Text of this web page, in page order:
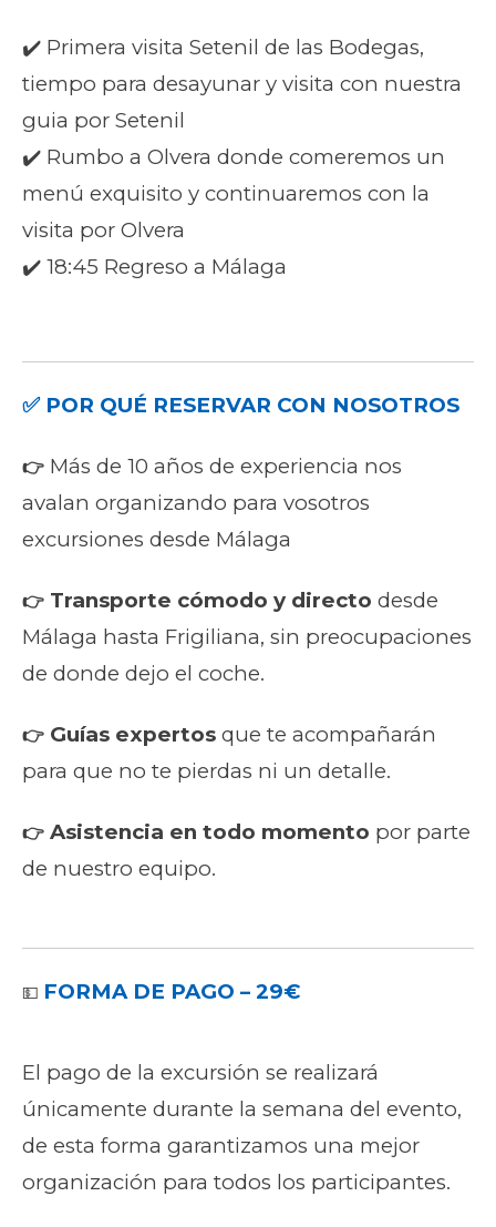
✔️ Primera visita Setenil de las Bodegas,
tiempo para desayunar y visita con nuestra
guia por Setenil
✔️ Rumbo a Olvera donde comeremos un
menú exquisito y continuaremos con la
visita por Olvera
✔️ 18:45 Regreso a Málaga
✅ POR QUÉ RESERVAR CON NOSOTROS
👉 Más de 10 años de experiencia nos
avalan organizando para vosotros
excursiones desde Málaga
👉 Transporte cómodo y directo desde
Málaga hasta Frigiliana, sin preocupaciones
de donde dejo el coche.
👉 Guías expertos que te acompañarán
para que no te pierdas ni un detalle.
👉 Asistencia en todo momento por parte
de nuestro equipo.
💵 FORMA DE PAGO – 29€
El pago de la excursión se realizará
únicamente durante la semana del evento,
de esta forma garantizamos una mejor
organización para todos los participantes.